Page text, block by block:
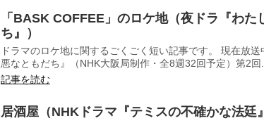
「BASK COFFEE」のロケ地（夜ドラ『わた
ち』）
ドラマのロケ地に関するごくごく短い記事です。 現在放
悪なともだち』（NHK大阪局制作・全8週32回予定）第2回
記事を読む
居酒屋（NHKドラマ『テミスの不確かな法廷